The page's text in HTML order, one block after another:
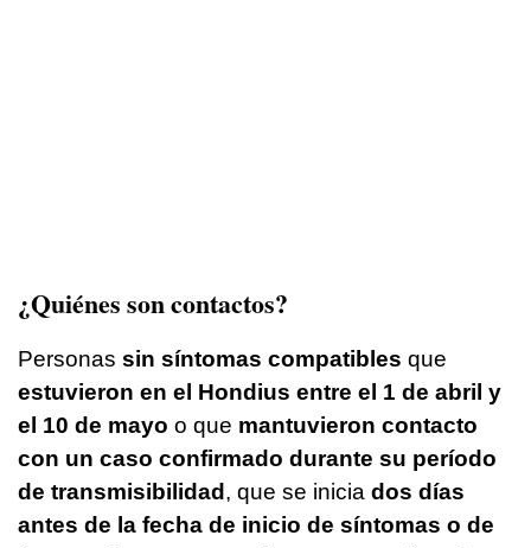
¿Quiénes son contactos?
Personas sin síntomas compatibles que
estuvieron en el Hondius entre el 1 de abril y
el 10 de mayo o que mantuvieron contacto
con un caso confirmado durante su período
de transmisibilidad , que se inicia dos días
antes de la fecha de inicio de síntomas o de